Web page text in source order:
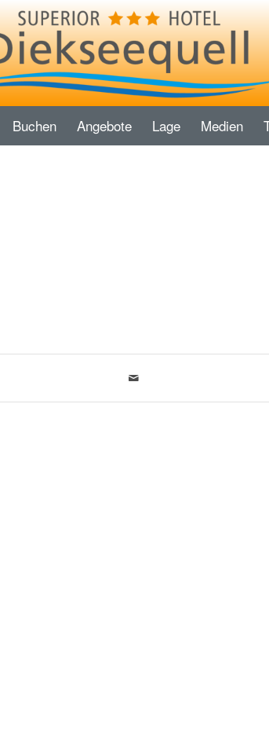
Buchen Angebote Lage Medien